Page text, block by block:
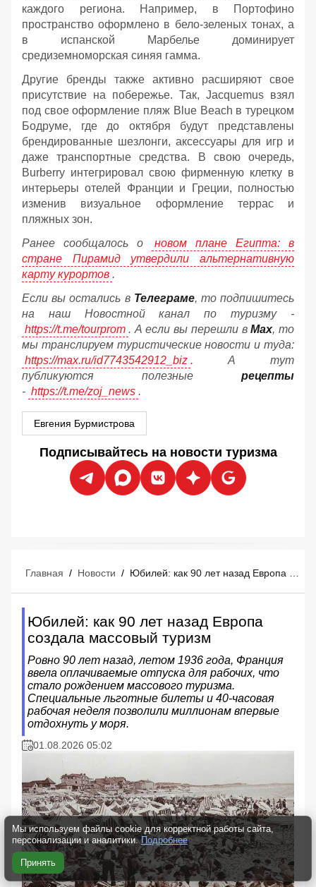
каждого региона. Например, в Портофино
пространство оформлено в бело-зеленых тонах, а
в испанской Марбелье доминирует
средиземноморская синяя гамма.
Другие бренды также активно расширяют свое
присутствие на побережье. Так, Jacquemus взял
под свое оформление пляж Blue Beach в турецком
Бодруме, где до октября будут представлены
брендированные шезлонги, аксессуары для игр и
даже транспортные средства. В свою очередь,
Burberry интегрировал свою фирменную клетку в
интерьеры отелей Франции и Греции, полностью
изменив визуальное оформление террас и
пляжных зон.
Ранее сообщалось о
новом плане Египта: в
стране Пирамид утвердили альтернативную
карту курортов .
Если вы остались в Телеграме, то подпишитесь
на наш Новостной канал по туризму -
https://t.me/tourprom . А если вы перешли вМах, то
мы транслируем туристические новости и туда:
https://max.ru/id7743542912_biz . А тут
публикуются полезные рецепты
- https://t.me/zoj_news .
Евгения Бурмистрова
Подписывайтесь на новости туризма
Главная / Новости /
Юбилей: как 90 лет назад Европа
создала массовый туризм
Ровно 90 лет назад, летом 1936 года, Франция
ввела оплачиваемые отпуска для рабочих, что
стало рождением массового туризма.
Специальные льготные билеты и 40-часовая
рабочая неделя позволили миллионам впервые
отдохнуть у моря.
01.08.2026 05:02
Мы используем файлы cookie для корректной работы сайта,
персонализации и аналитики. Подробнее
Принять